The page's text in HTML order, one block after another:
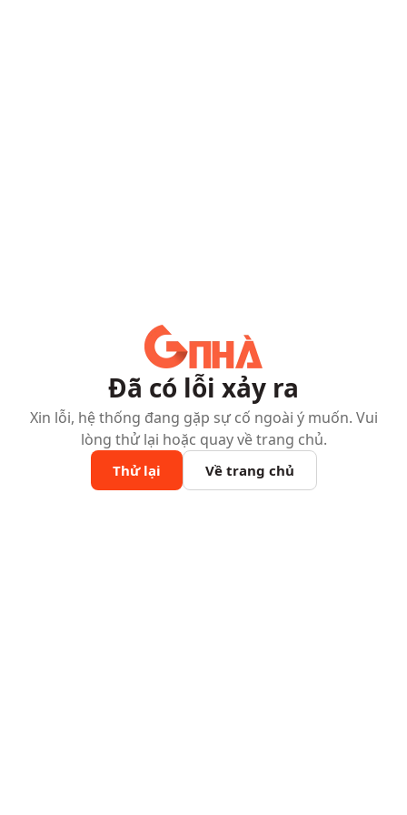
Đã có lỗi xảy ra
Xin lỗi, hệ thống đang gặp sự cố ngoài ý muốn. Vui
lòng thử lại hoặc quay về trang chủ.
Thử lại Về trang chủ